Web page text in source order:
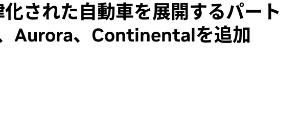
された自動車を展開するパート
Aurora、Continentalを追加